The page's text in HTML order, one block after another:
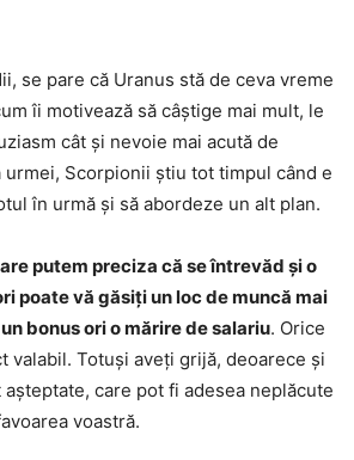
se pare că Uranus stă de ceva vreme
îi motivează să câștige mai mult, le
cât și nevoie mai acută de
urmei, Scorpionii știu tot timpul când e
în urmă și să abordeze un alt plan.
putem preciza că se întrevăd și o
poate vă găsiți un loc de muncă mai
bonus ori o mărire de salariu. Orice
valabil. Totuși aveți grijă, deoarece și
care pot fi adesea neplăcute
voastră.